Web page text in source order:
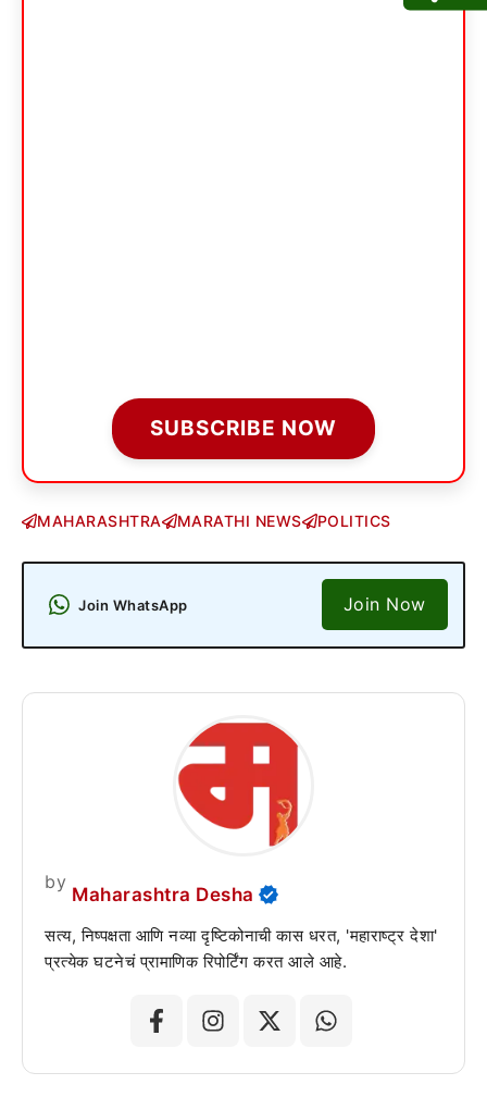
SUBSCRIBE NOW
MAHARASHTRA MARATHI NEWS POLITICS
Join WhatsApp Join Now
by
Maharashtra Desha
सत्य, निष्पक्षता आणि नव्या दृष्टिकोनाची कास धरत, 'महाराष्ट्र देशा'
प्रत्येक घटनेचं प्रामाणिक रिपोर्टिंग करत आले आहे.